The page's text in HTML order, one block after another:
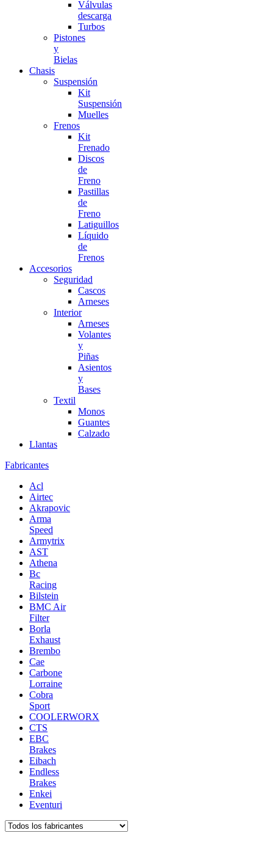
Válvulas
descarga
Turbos
Pistones
y
Bielas
Chasis
Suspensión
Kit
Suspensión
Muelles
Frenos
Kit
Frenado
Discos
de
Freno
Pastillas
de
Freno
Latiguillos
Líquido
de
Frenos
Accesorios
Seguridad
Cascos
Arneses
Interior
Arneses
Volantes
y
Piñas
Asientos
y
Bases
Textil
Monos
Guantes
Calzado
Llantas
Fabricantes
Acl
Airtec
Akrapovic
Arma
Speed
Armytrix
AST
Athena
Bc
Racing
Bilstein
BMC Air
Filter
Borla
Exhaust
Brembo
Cae
Carbone
Lorraine
Cobra
Sport
COOLERWORX
CTS
EBC
Brakes
Eibach
Endless
Brakes
Enkei
Eventuri